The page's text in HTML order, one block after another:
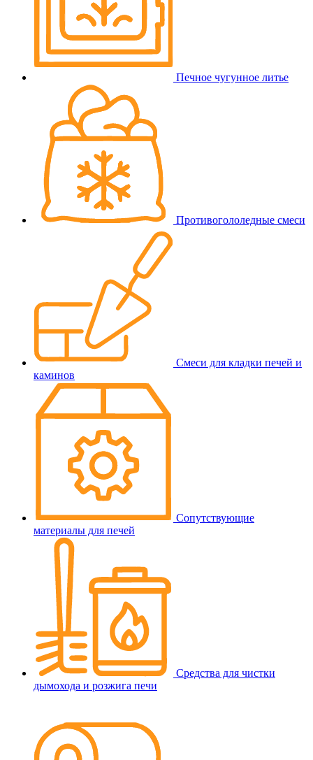
Печное чугунное литье
Противогололедные смеси
Смеси для кладки печей и
каминов
Сопутствующие
материалы для печей
Средства для чистки
дымохода и розжига печи